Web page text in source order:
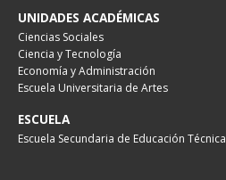
UNIDADES ACADÉMICAS
Ciencias Sociales
Ciencia y Tecnología
Economía y Administración
Escuela Universitaria de Artes
ESCUELA
Escuela Secundaria de Educación Técnica